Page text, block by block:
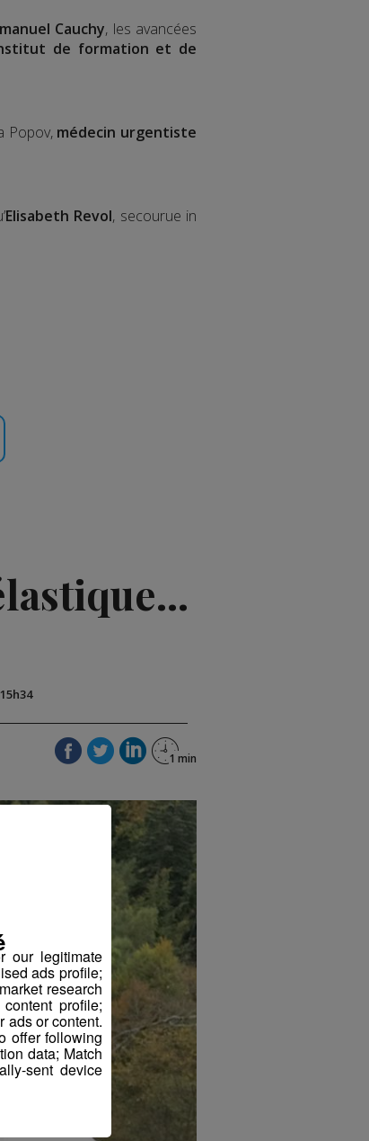
Cauchy, les avancées
de formation et de
Popov, médecin urgentiste
Elisabeth Revol, secourue in
our legitimate
ads profile;
research
profile;
ads or content.
offer following
data; Match
sent device